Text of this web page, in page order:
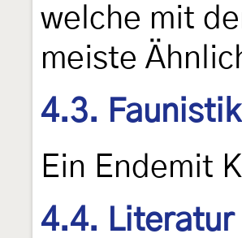
welche mit
meiste
4.3. Faunistik
Ein Endemit
4.4. Literatur